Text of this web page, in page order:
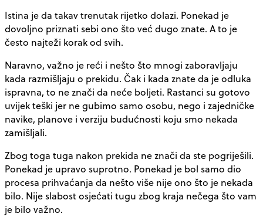
Istina je da takav trenutak rijetko dolazi. Ponekad je
dovoljno priznati sebi ono što već dugo znate. A to je
često najteži korak od svih.
Naravno, važno je reći i nešto što mnogi zaboravljaju
kada razmišljaju o prekidu. Čak i kada znate da je odluka
ispravna, to ne znači da neće boljeti. Rastanci su gotovo
uvijek teški jer ne gubimo samo osobu, nego i zajedničke
navike, planove i verziju budućnosti koju smo nekada
zamišljali.
Zbog toga tuga nakon prekida ne znači da ste pogriješili.
Ponekad je upravo suprotno. Ponekad je bol samo dio
procesa prihvaćanja da nešto više nije ono što je nekada
bilo. Nije slabost osjećati tugu zbog kraja nečega što vam
je bilo važno.